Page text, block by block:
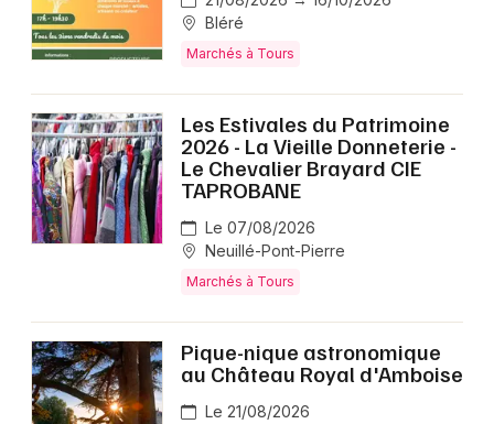
Bléré
Marchés à Tours
Les Estivales du Patrimoine
2026 - La Vieille Donneterie -
Le Chevalier Brayard CIE
TAPROBANE
Le 07/08/2026
Neuillé-Pont-Pierre
Marchés à Tours
Pique-nique astronomique
au Château Royal d'Amboise
Le 21/08/2026